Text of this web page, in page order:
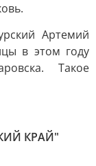
Артемий
в этом году
Такое
КРАЙ"